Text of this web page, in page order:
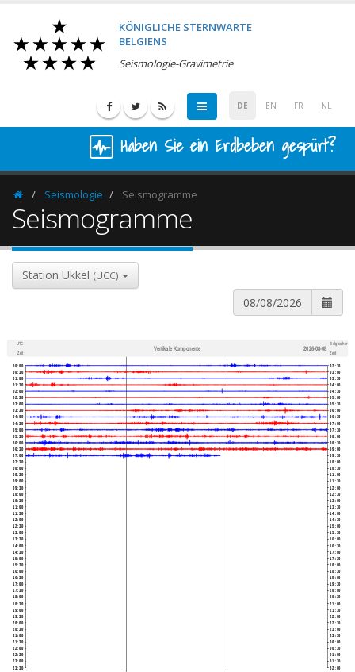
KÖNIGLICHE STERNWARTE
BELGIENS
Seismologie-Gravimetrie
DE EN FR NL
Haben Sie ein Erdbeben gespürt?
HomepageSeismologie Seismogramme
Seismogramme
Station Ukkel (UCC)
UTC
Zeit
Vertikale Komponente 2026-08-08
Belgischer
Zeit
00:00
00:30
01:00
01:30
02:00
02:30
03:00
03:30
04:00
04:30
05:00
05:30
06:00
06:30
07:00
07:30
08:00
08:30
09:00
09:30
10:00
10:30
11:00
11:30
12:00
12:30
13:00
13:30
14:00
14:30
15:00
15:30
16:00
16:30
17:00
17:30
18:00
18:30
19:00
19:30
20:00
20:30
21:00
21:30
22:00
22:30
23:00
23:30
02:30
03:00
03:30
04:00
04:30
05:00
05:30
06:00
06:30
07:00
07:30
08:00
08:30
09:00
09:30
10:00
10:30
11:00
11:30
12:00
12:30
13:00
13:30
14:00
14:30
15:00
15:30
16:00
16:30
17:00
17:30
18:00
18:30
19:00
19:30
20:00
20:30
21:00
21:30
22:00
22:30
23:00
23:30
00:00
00:30
01:00
01:30
02:00